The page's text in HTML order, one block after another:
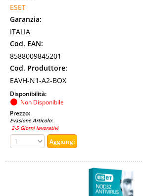
ESET
Garanzia:
ITALIA
Cod. EAN:
8588009845201
Cod. Produttore:
EAVH-N1-A2-BOX
Disponibilità:
Non Disponibile
Prezzo:
Evasione Articolo:
2-5 Giorni lavorativi